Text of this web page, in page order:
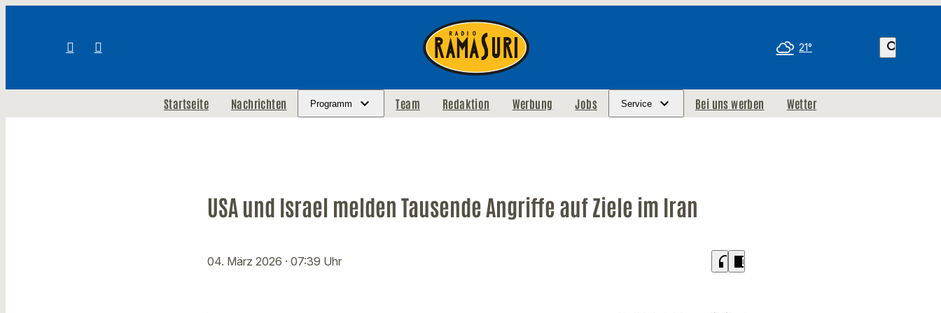
21° search
Startseite Nachrichten Programm Team Redaktion Werbung Jobs Service Bei uns werben Wetter
USA und Israel melden Tausende Angriffe auf Ziele im Iran
04. März 2026 · 07:39 Uhr headphones chrome_reader_mode